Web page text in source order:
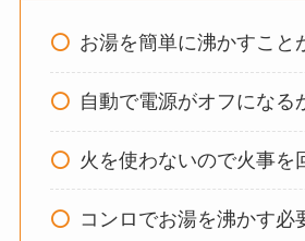
って
オイ
いら
は？
めを
お湯を簡単に沸かすこと
自動で電源がオフになる
火を使わないので火事を
コンロでお湯を沸かす必